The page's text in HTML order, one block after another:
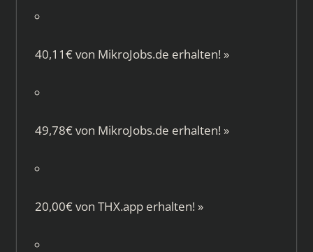
40,11€ von MikroJobs.de erhalten! »
49,78€ von MikroJobs.de erhalten! »
20,00€ von THX.apperhalten! »